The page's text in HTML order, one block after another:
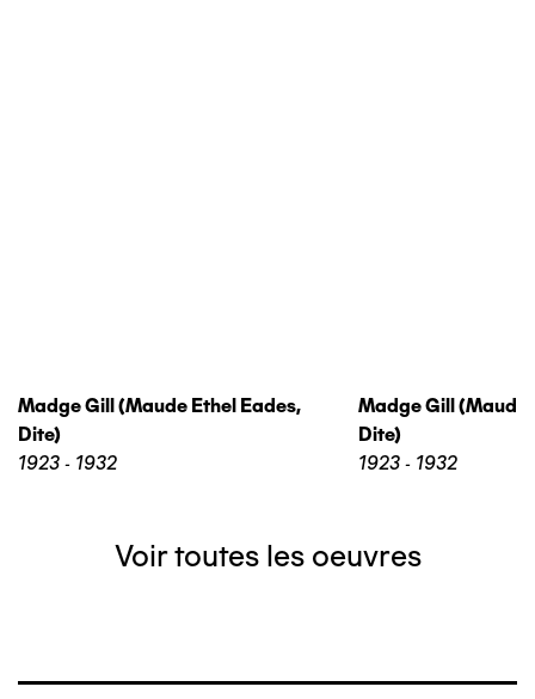
Madge Gill (maude Ethel Eades,
Dite)
1923 - 1932
Madge Gill (maude
Dite)
1923 - 1932
Voir toutes les oeuvres